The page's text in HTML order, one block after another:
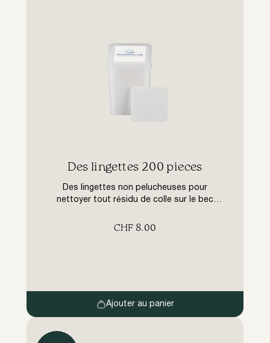
​Des lingettes 200 pieces
Des lingettes non pelucheuses pour
nettoyer tout résidu de colle sur le bec
un mouchoir en papier après utilisation.
CHF 8.00
Ajouter au panier